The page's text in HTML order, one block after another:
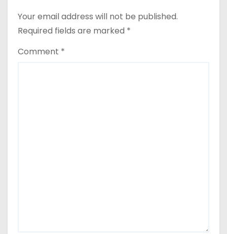
Your email address will not be published.
Required fields are marked *
Comment *